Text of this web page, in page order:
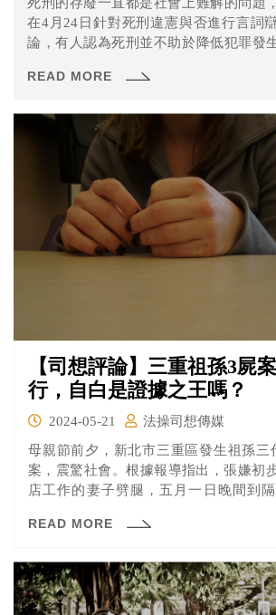
死刑的存廢一直都是社會上難解的問題
在4月24日針對死刑違憲與否進行言詞
論，有人認為死刑並不助於降低犯罪發
定其存廢。
READ MORE
【司想評論】三重祖孫3屍
行，自白是證據之王嗎？
2024-05-21
法操司想傳媒
母親節前夕，新北市三重區發生祖孫三
案，震驚社會。根據報導指出，張嫌初
店工作的妻子劈腿，五月一日晚間到
妻子飼養的愛犬「糯米」逃亡。
READ MORE